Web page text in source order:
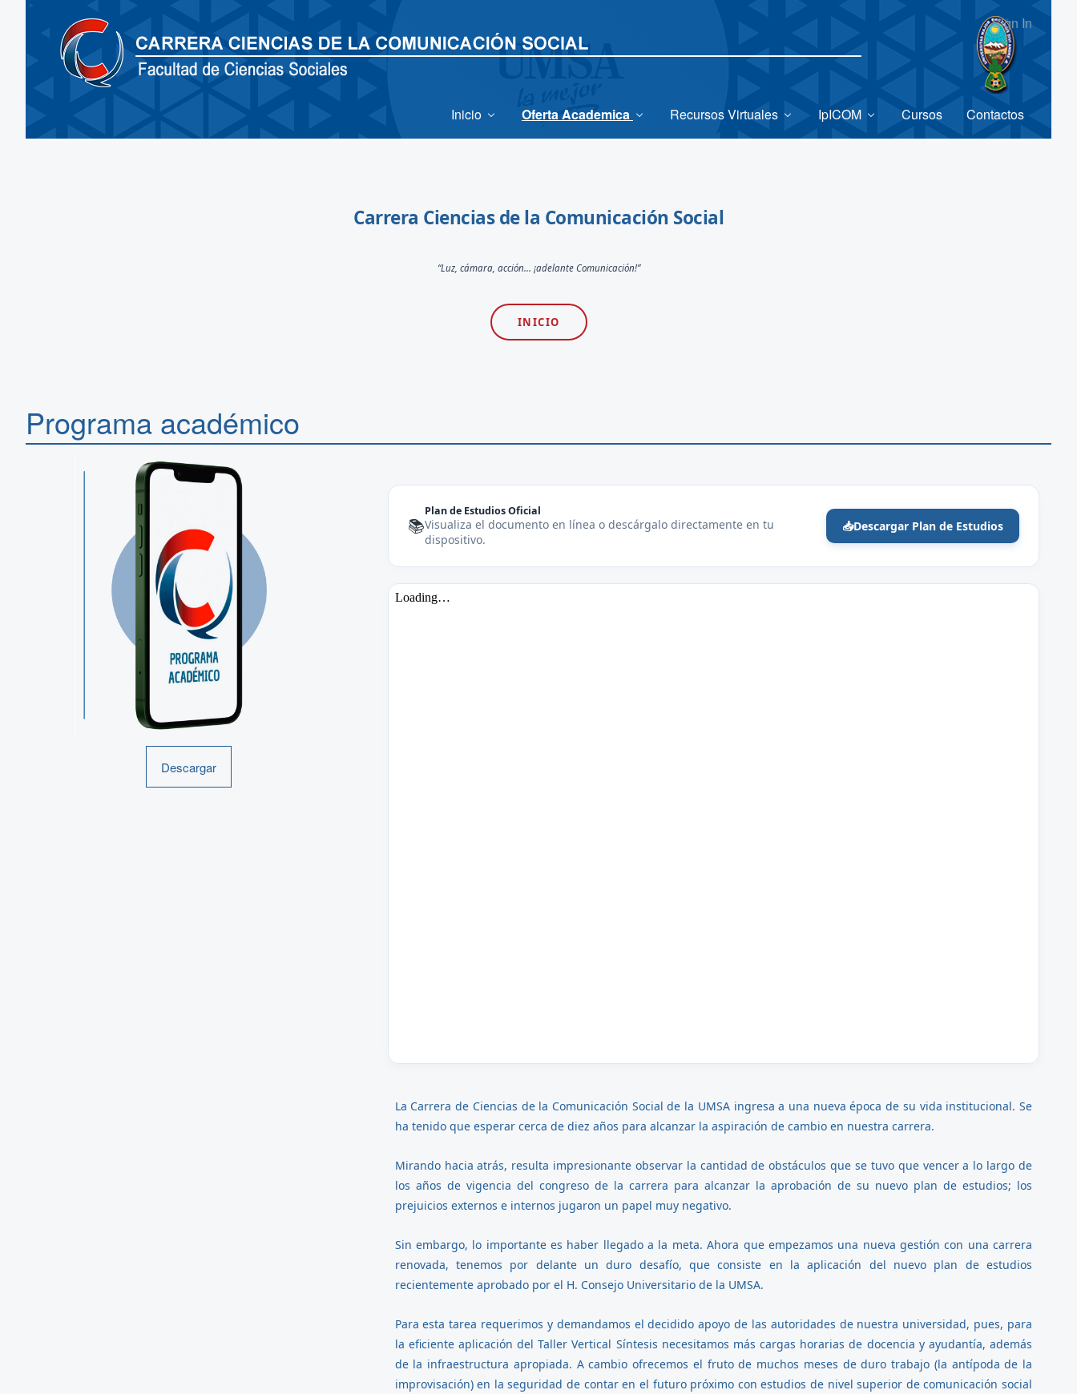
Sign In
Inicio Oferta Academica Recursos Virtuales IpICOM Cursos Contactos
Carrera Ciencias de la Comunicación Social
“Luz, cámara, acción... ¡adelante Comunicación!”
INICIO
Programa académico
Descargar
📚
Plan de Estudios Oficial
Visualiza el documento en línea o descárgalo directamente en tu
dispositivo.
📥Descargar Plan de Estudios
La Carrera de Ciencias de la Comunicación Social de la UMSA ingresa a una nueva época de su vida institucional. Se
ha tenido que esperar cerca de diez años para alcanzar la aspiración de cambio en nuestra carrera.
Mirando hacia atrás, resulta impresionante observar la cantidad de obstáculos que se tuvo que vencer a lo largo de
los años de vigencia del congreso de la carrera para alcanzar la aprobación de su nuevo plan de estudios; los
prejuicios externos e internos jugaron un papel muy negativo.
Sin embargo, lo importante es haber llegado a la meta. Ahora que empezamos una nueva gestión con una carrera
renovada, tenemos por delante un duro desafío, que consiste en la aplicación del nuevo plan de estudios
recientemente aprobado por el H. Consejo Universitario de la UMSA.
Para esta tarea requerimos y demandamos el decidido apoyo de las autoridades de nuestra universidad, pues, para
la eficiente aplicación del Taller Vertical Síntesis necesitamos más cargas horarias de docencia y ayudantía, además
de la infraestructura apropiada. A cambio ofrecemos el fruto de muchos meses de duro trabajo (la antípoda de la
improvisación) en la seguridad de contar en el futuro próximo con estudios de nivel superior de comunicación social